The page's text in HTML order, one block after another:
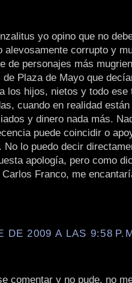
yo opino que no
alevosamente corrupto y
de personajes más
Plaza de Mayo que
los hijos, nietos y todo ese
cuando en realidad
y dinero nada más.
puede coincidir o
No lo puedo decir
apología, pero como
Franco, me
DE 2009 A LAS 9:58
comentar y no pude, no